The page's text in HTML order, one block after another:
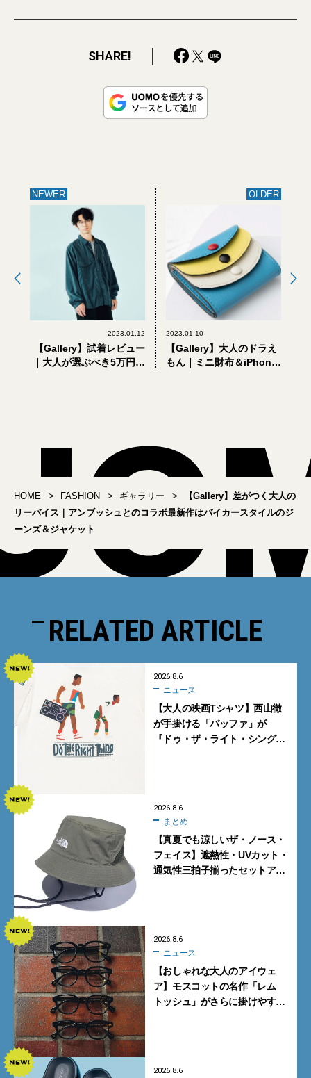
SHARE!
NEWER
2023.01.12
【Gallery】試着レビュー
｜大人が選ぶべき5万円超
OLDER
2023.01.10
【Gallery】大人のドラえ
もん｜ミニ財布＆iPhone
HOME FASHION ギャラリー
【Gallery】差がつく大人の
リーバイス｜アンブッシュとのコラボ最新作はバイカースタイルのジ
ーンズ＆ジャケット
RELATED ARTICLE
2026.8.6
ニュース
【大人の映画Tシャツ】西山徹
が手掛ける「バッファ」が
『ドゥ・ザ・ライト・シング』
2026.8.6
まとめ
【真夏でも涼しいザ・ノース・
フェイス】遮熱性・UVカット・
通気性三拍子揃ったセットアッ
2026.8.6
ニュース
【おしゃれな大人のアイウェ
ア】モスコットの名作「レム
トッシュ」がさらに掛けやす
2026.8.6